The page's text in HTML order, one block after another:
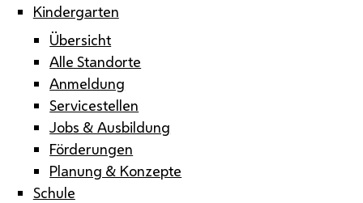
Kindergarten
Übersicht
Alle Standorte
Anmeldung
Servicestellen
Jobs & Ausbildung
Förderungen
Planung & Konzepte
Schule